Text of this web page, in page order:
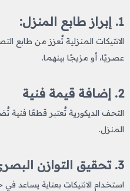
1. إبراز طابع المنزل:
الانتيكات المنزلية تُعزز من طابع
عصريًا، أو مزيجًا بينهما.
2. إضافة قيمة فنية
التحف الديكورية تُعتبر قطعًا فنية
المنزل.
3. تحقيق التوازن البصري:
استخدام الانتيكات بعناية يساعد